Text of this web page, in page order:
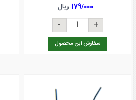
179/000 ریال
سفارش این محصول